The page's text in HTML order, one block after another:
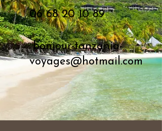
06 68 20 10 89
bonjour-tanzania-
voyages@hotmail.com